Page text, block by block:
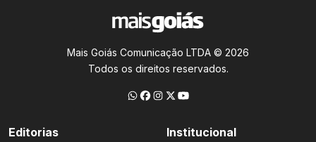
Mais Goiás Comunicação LTDA © 2026
Todos os direitos reservados.
Editorias Institucional